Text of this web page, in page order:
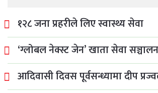
१२८ जना प्रहरीले लिए स्वास्थ्य सेवा
‘ग्लोबल नेक्स्ट जेन’ खाता सेवा
आदिवासी दिवस पूर्वसन्ध्यामा दीप